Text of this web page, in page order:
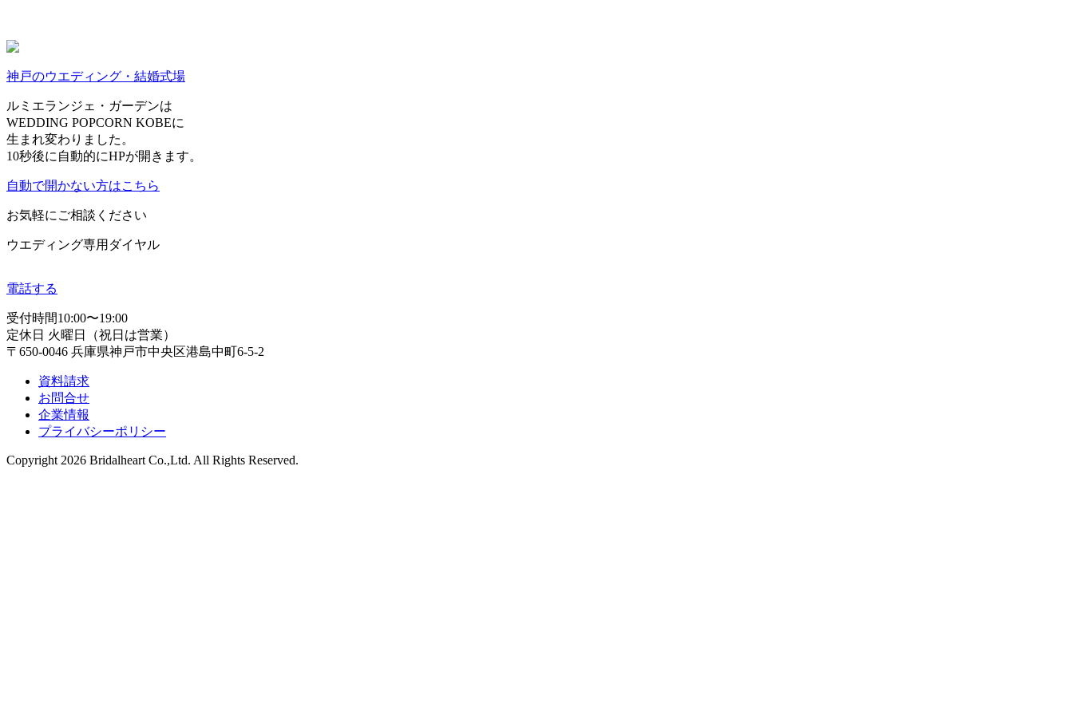
神戸のウエディング・結婚式場
ルミエランジェ・ガーデンは
WEDDING POPCORN KOBEに
生まれ変わりました。
10秒後に自動的にHPが開きます。
自動で開かない方はこちら
お気軽にご相談ください
ウエディング専用ダイヤル
電話する
受付時間10:00〜19:00
定休日 火曜日（祝日は営業）
〒650-0046 兵庫県神戸市中央区港島中町6-5-2
資料請求
お問合せ
企業情報
プライバシーポリシー
Copyright 2026 Bridalheart Co.,Ltd. All Rights Reserved.